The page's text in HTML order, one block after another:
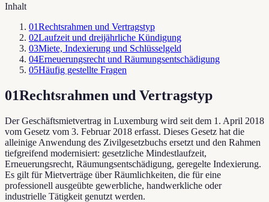
Inhalt
01Rechtsrahmen und Vertragstyp
02Laufzeit und dreijährliche Kündigung
03Miete, Indexierung und Schlüsselgeld
04Erneuerungsrecht und Räumungsentschädigung
05Häufig gestellte Fragen
01Rechtsrahmen und Vertragstyp
Der Geschäftsmietvertrag in Luxemburg wird seit dem 1. April 2018
vom Gesetz vom 3. Februar 2018 erfasst. Dieses Gesetz hat die
alleinige Anwendung des Zivilgesetzbuchs ersetzt und den Rahmen
tiefgreifend modernisiert: gesetzliche Mindestlaufzeit,
Erneuerungsrecht, Räumungsentschädigung, geregelte Indexierung.
Es gilt für Mietverträge über Räumlichkeiten, die für eine
professionell ausgeübte gewerbliche, handwerkliche oder
industrielle Tätigkeit genutzt werden.